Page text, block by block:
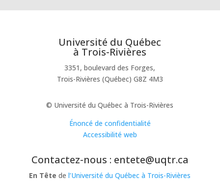
Université du Québec
à Trois-Rivières
3351, boulevard des Forges,
Trois-Rivières (Québec) G8Z 4M3
© Université du Québec à Trois-Rivières
Énoncé de confidentialité
Accessibilité web
Contactez-nous : entete@uqtr.ca
En Tête del’Université du Québec à Trois-Rivières